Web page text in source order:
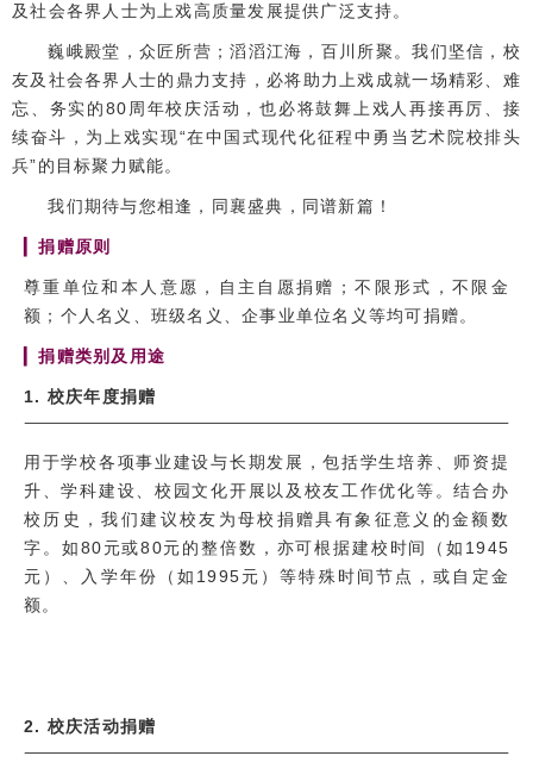
及社会各界人士为上戏高质量发展提供广泛支持。
巍峨殿堂，众匠所营；滔滔江海，百川所聚。我们坚信，校
友及社会各界人士的鼎力支持，必将助力上戏成就一场精彩、难
忘、务实的80周年校庆活动，也必将鼓舞上戏人再接再厉、接
续奋斗，为上戏实现“在中国式现代化征程中勇当艺术院校排头
兵”的目标聚力赋能。
我们期待与您相逢，同襄盛典，同谱新篇！
▎捐赠原则
尊重单位和本人意愿，自主自愿捐赠；不限形式，不限金
额；个人名义、班级名义、企事业单位名义等均可捐赠。
▎捐赠类别及用途
1. 校庆年度捐赠
用于学校各项事业建设与长期发展，包括学生培养、师资提
升、学科建设、校园文化开展以及校友工作优化等。结合办
校历史，我们建议校友为母校捐赠具有象征意义的金额数
字。如80元或80元的整倍数，亦可根据建校时间（如1945
元）、入学年份（如1995元）等特殊时间节点，或自定金
额。
2. 校庆活动捐赠